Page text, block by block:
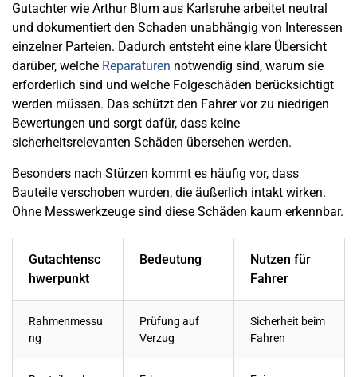
Gutachter wie Arthur Blum aus Karlsruhe arbeitet neutral
und dokumentiert den Schaden unabhängig von Interessen
einzelner Parteien. Dadurch entsteht eine klare Übersicht
darüber, welche Reparaturen notwendig sind, warum sie
erforderlich sind und welche Folgeschäden berücksichtigt
werden müssen. Das schützt den Fahrer vor zu niedrigen
Bewertungen und sorgt dafür, dass keine
sicherheitsrelevanten Schäden übersehen werden.
Besonders nach Stürzen kommt es häufig vor, dass
Bauteile verschoben wurden, die äußerlich intakt wirken.
Ohne Messwerkzeuge sind diese Schäden kaum erkennbar.
Gutachtensc
hwerpunkt
Bedeutung
Nutzen für
Fahrer
Rahmenmessu
ng
Prüfung auf
Verzug
Sicherheit beim
Fahren